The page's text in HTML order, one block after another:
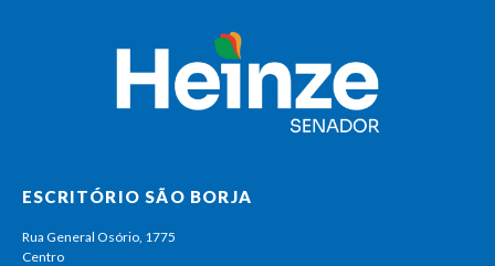
ESCRITÓRIO SÃO BORJA
Rua General Osório, 1775
Centro